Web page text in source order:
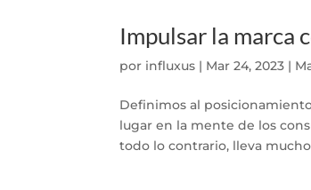
Impulsar la marca
por influxus | Mar 24, 2023 |
Definimos al
lugar en la mente de los
todo lo contrario, lleva